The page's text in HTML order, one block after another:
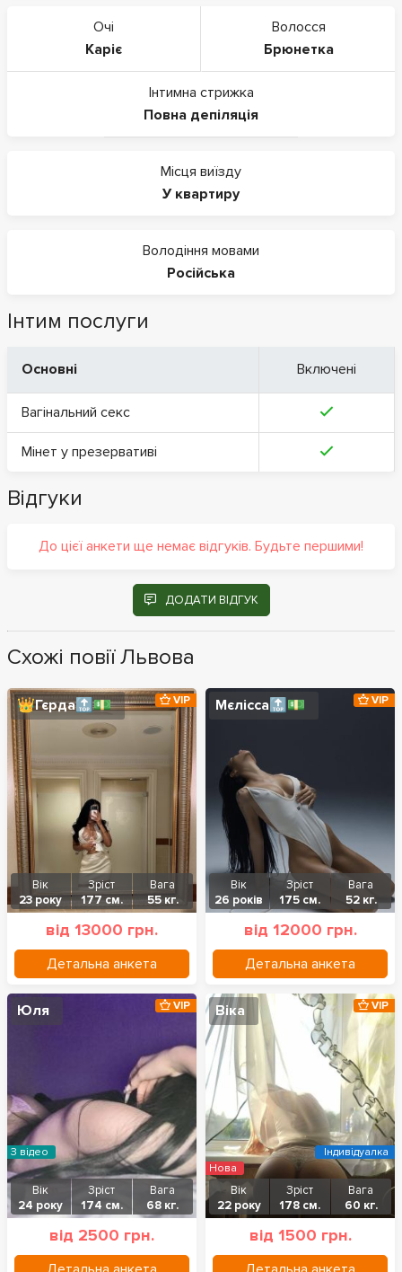
Очі
Каріє
Волосся
Брюнетка
Інтимна стрижка
Повна депіляція
Місця виїзду
У квартиру
Володіння мовами
Російська
Інтим послуги
Основні Включені
Вагінальний секс
Мінет у презервативі
Відгуки
До цієї анкети ще немає відгуків. Будьте першими!
ДОДАТИ ВІДГУК
Схожі повії Львова
👑Гєрда🔝💵
Вік
23 року
Зріст
177 см.
Вага
55 кг.
від 13000 грн.
Детальна анкета
VIP Мєлісса🔝💵
Вік
26 років
Зріст
175 см.
Вага
52 кг.
від 12000 грн.
Детальна анкета
VIP
Юля
Вік
24 року
Зріст
174 см.
Вага
68 кг.
від 2500 грн.
VIP
З відео
Віка
Вік
22 року
Зріст
178 см.
Вага
60 кг.
від 1500 грн.
VIP
Нова
Індивідуалка